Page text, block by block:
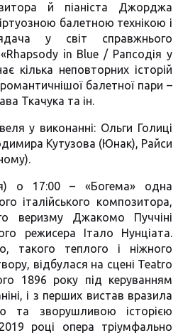
й піаніста Джорджа
балетною технікою і
у світ справжнього
in Blue / Рапсодія у
кілька неповторних історій
балетної пари –
Ткачука та ін.
у виконанні: Ольги Голиці
Кутузова (Юнак), Райси
о 17:00 – «Богема» одна
італійського композитора,
веризму Джакомо Пуччіні
режисера Італо Нунціата.
такого теплого і ніжного
відбулася на сцені Teatro
1896 року під керуванням
і з перших вистав вразила
та зворушливою історією
році опера тріумфально